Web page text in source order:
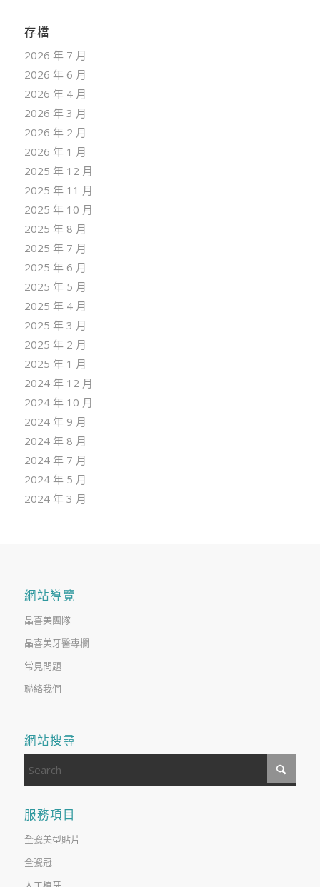
存檔
2026 年 7 月
2026 年 6 月
2026 年 4 月
2026 年 3 月
2026 年 2 月
2026 年 1 月
2025 年 12 月
2025 年 11 月
2025 年 10 月
2025 年 8 月
2025 年 7 月
2025 年 6 月
2025 年 5 月
2025 年 4 月
2025 年 3 月
2025 年 2 月
2025 年 1 月
2024 年 12 月
2024 年 10 月
2024 年 9 月
2024 年 8 月
2024 年 7 月
2024 年 5 月
2024 年 3 月
網站導覽
晶喜美團隊
晶喜美牙醫專欄
常見問題
聯絡我們
網站搜尋
服務項目
全瓷美型貼片
全瓷冠